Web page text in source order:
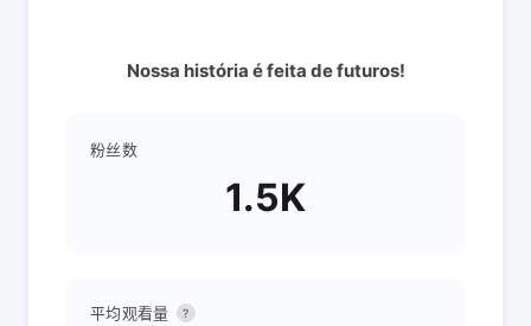
Nossa história é feita de futuros!
粉丝数
1.5K
平均观看量 ?